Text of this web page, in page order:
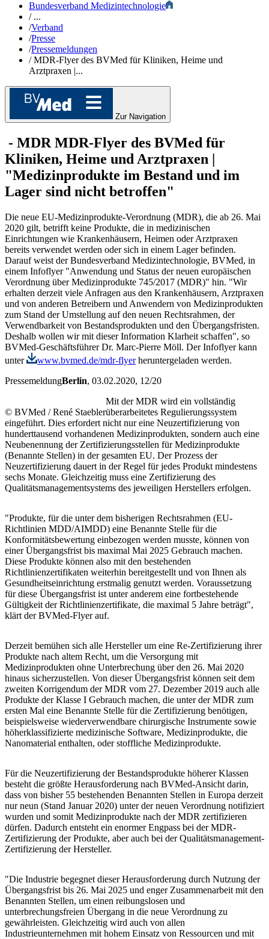
Bundesverband Medizintechnologie
/...
/Verband
/Presse
/Pressemeldungen
/MDR-Flyer des BVMed für Kliniken, Heime und
Arztpraxen |...
Zur Navigation
- MDR MDR-Flyer des BVMed für
Kliniken, Heime und Arztpraxen |
"Medizinprodukte im Bestand und im
Lager sind nicht betroffen"
Die neue EU-Medizinprodukte-Verordnung (MDR), die ab 26. Mai
2020 gilt, betrifft keine Produkte, die in medizinischen
Einrichtungen wie Krankenhäusern, Heimen oder Arztpraxen
bereits verwendet werden oder sich in einem Lager befinden.
Darauf weist der Bundesverband Medizintechnologie, BVMed, in
einem Infoflyer "Anwendung und Status der neuen europäischen
Verordnung über Medizinprodukte 745/2017 (MDR)" hin. "Wir
erhalten derzeit viele Anfragen aus den Krankenhäusern, Arztpraxen
und von anderen Betreibern und Anwendern von Medizinprodukten
zum Stand der Umstellung auf den neuen Rechtsrahmen, der
Verwendbarkeit von Bestandsprodukten und den Übergangsfristen.
Deshalb wollen wir mit dieser Information Klarheit schaffen", so
BVMed-Geschäftsführer Dr. Marc-Pierre Möll. Der Infoflyer kann
unter
www.bvmed.de/mdr-flyerheruntergeladen werden.
PressemeldungBerlin, 03.02.2020, 12/20
© BVMed / René Staebler
Mit der MDR wird ein vollständig
überarbeitetes Regulierungssystem
eingeführt. Dies erfordert nicht nur eine Neuzertifizierung von
hunderttausend vorhandenen Medizinprodukten, sondern auch eine
Neubenennung der Zertifizierungsstellen für Medizinprodukte
(Benannte Stellen) in der gesamten EU. Der Prozess der
Neuzertifizierung dauert in der Regel für jedes Produkt mindestens
sechs Monate. Gleichzeitig muss eine Zertifizierung des
Qualitätsmanagementsystems des jeweiligen Herstellers erfolgen.
"Produkte, für die unter dem bisherigen Rechtsrahmen (EU-
Richtlinien MDD/AIMDD) eine Benannte Stelle für die
Konformitätsbewertung einbezogen werden musste, können von
einer Übergangsfrist bis maximal Mai 2025 Gebrauch machen.
Diese Produkte können also mit den bestehenden
Richtlinienzertifikaten weiterhin bereitgestellt und von Ihnen als
Gesundheitseinrichtung erstmalig genutzt werden. Voraussetzung
für diese Übergangsfrist ist unter anderem eine fortbestehende
Gültigkeit der Richtlinienzertifikate, die maximal 5 Jahre beträgt",
klärt der BVMed-Flyer auf.
Derzeit bemühen sich alle Hersteller um eine Re-Zertifizierung ihrer
Produkte nach altem Recht, um die Versorgung mit
Medizinprodukten ohne Unterbrechung über den 26. Mai 2020
hinaus sicherzustellen. Von dieser Übergangsfrist können seit dem
zweiten Korrigendum der MDR vom 27. Dezember 2019 auch alle
Produkte der Klasse I Gebrauch machen, die unter der MDR zum
ersten Mal eine Benannte Stelle für die Zertifizierung benötigen,
beispielsweise wiederverwendbare chirurgische Instrumente sowie
höherklassifizierte medizinische Software, Medizinprodukte, die
Nanomaterial enthalten, oder stoffliche Medizinprodukte.
Für die Neuzertifizierung der Bestandsprodukte höherer Klassen
besteht die größte Herausforderung nach BVMed-Ansicht darin,
dass von bisher 55 bestehenden Benannten Stellen in Europa derzeit
nur neun (Stand Januar 2020) unter der neuen Verordnung notifiziert
wurden und somit Medizinprodukte nach der MDR zertifizieren
dürfen. Dadurch entsteht ein enormer Engpass bei der MDR-
Zertifizierung der Produkte, aber auch bei der Qualitätsmanagement-
Zertifizierung der Hersteller.
"Die Industrie begegnet dieser Herausforderung durch Nutzung der
Übergangsfrist bis 26. Mai 2025 und enger Zusammenarbeit mit den
Benannten Stellen, um einen reibungslosen und
unterbrechungsfreien Übergang in die neue Verordnung zu
gewährleisten. Gleichzeitig wird auch von allen
Industrieunternehmen mit hohem Einsatz von Ressourcen und mit